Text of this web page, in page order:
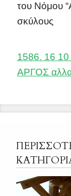
του Νόμου
σκύλους
1586. 16
ΑΡΓΟΣ